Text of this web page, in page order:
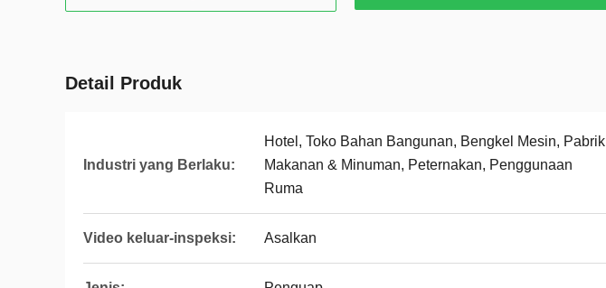
Detail Produk
Industri yang Berlaku:
Hotel, Toko Bahan Bangunan, Bengkel Mesin, Pabrik
Makanan & Minuman, Peternakan, Penggunaan
Ruma
Video keluar-inspeksi: Asalkan